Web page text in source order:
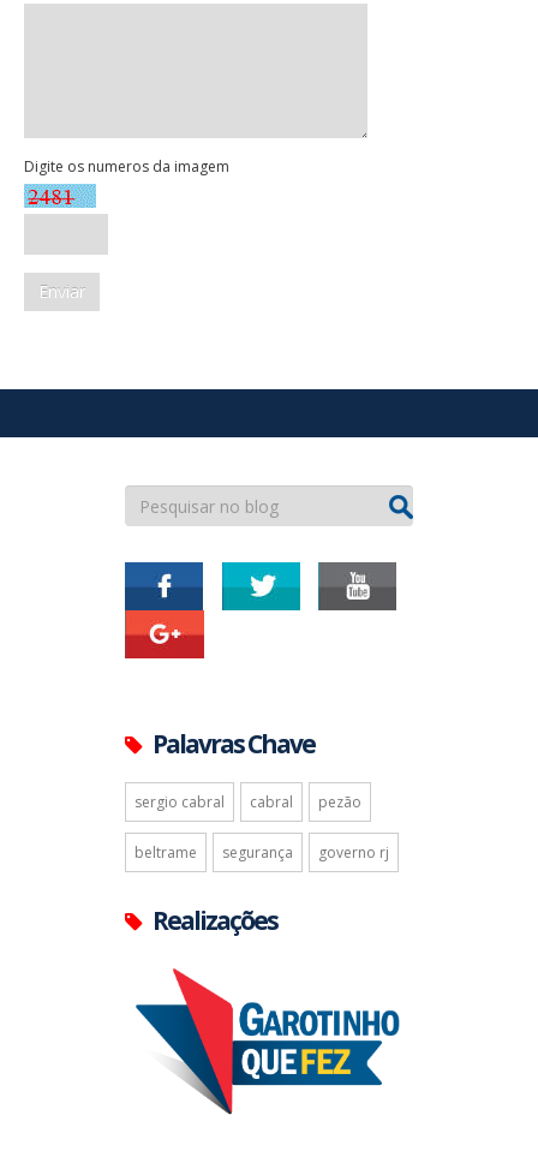
Digite os numeros da imagem
Palavras Chave
sergio cabral cabral pezão
beltrame segurança governo rj
Realizações